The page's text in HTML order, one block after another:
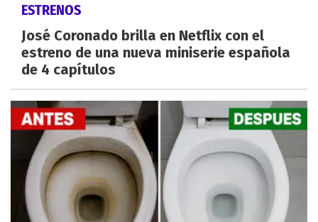
ESTRENOS
José Coronado brilla en Netflix con el
estreno de una nueva miniserie española
de 4 capítulos